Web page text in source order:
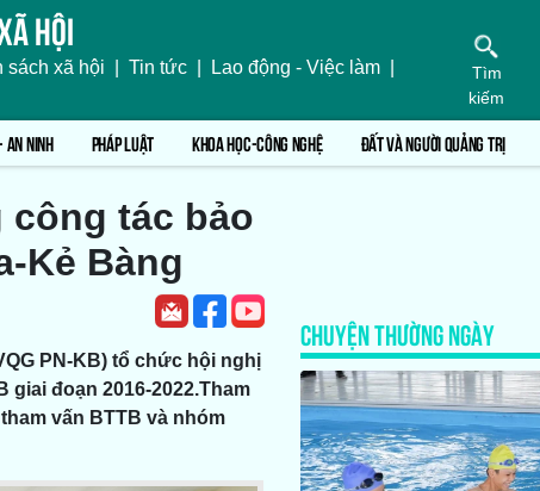
hội
sách xã hội Tin tức Lao động - Việc làm
Tìm
kiếm
AN NINH PHÁP LUẬT KHOA HỌC-CÔNG NGHỆ ĐẤT VÀ NGƯỜI QUẢNG TRỊ
tác bảo
Kẻ Bàng
PN-KB) tổ chức hội nghị
giai đoạn 2016-2022.Tham
vấn BTTB và nhóm
CHUYỆN THƯỜNG NGÀY